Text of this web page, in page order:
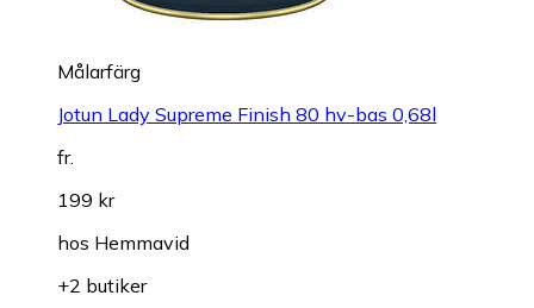
Målarfärg
Jotun Lady Supreme Finish 80 hv-bas 0,68l
fr.
199 kr
hos Hemmavid
+2 butiker